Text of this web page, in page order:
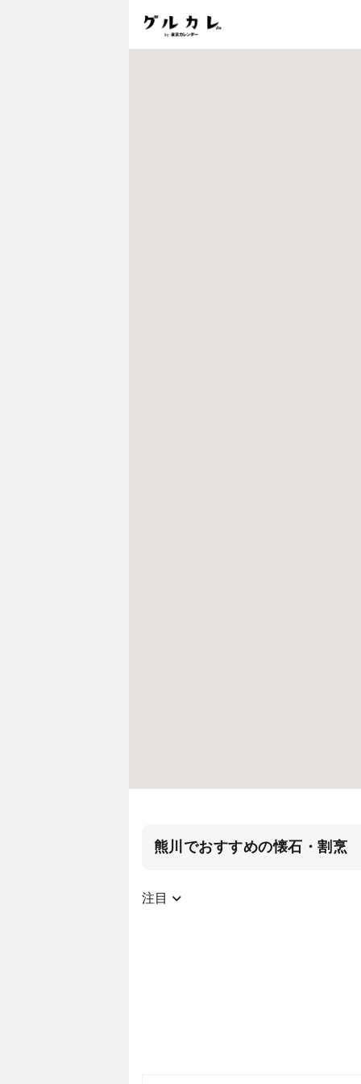
熊川でおすすめの懐石・割烹
注目